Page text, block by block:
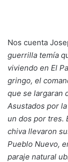
Nos cuenta
guerrilla temía
viviendo en El
gringo, el
que se largaran
Asustados por
un dos por tres.
chiva llevaron
Pueblo Nuevo,
paraje natural